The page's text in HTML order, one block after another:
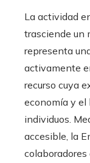
La actividad
trasciende un
representa
activamente
recurso cuya
economía y
individuos.
accesible, la